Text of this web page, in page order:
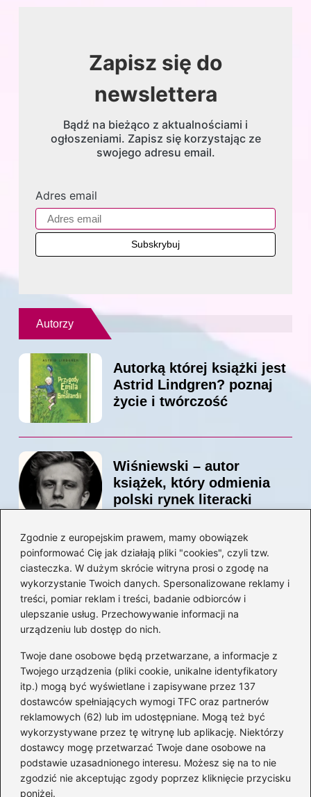
Zgodnie z europejskim prawem, mamy obowiązek
poinformować Cię jak działają pliki "cookies", czyli tzw.
ciasteczka. W dużym skrócie witryna prosi o zgodę na
wykorzystanie Twoich danych. Spersonalizowane reklamy i
treści, pomiar reklam i treści, badanie odbiorców i
ulepszanie usług. Przechowywanie informacji na
urządzeniu lub dostęp do nich.
Twoje dane osobowe będą przetwarzane, a informacje z
Twojego urządzenia (pliki cookie, unikalne identyfikatory
itp.) mogą być wyświetlane i zapisywane przez 137
dostawców spełniających wymogi TFC oraz partnerów
reklamowych (62) lub im udostępniane. Mogą też być
wykorzystywane przez tę witrynę lub aplikację. Niektórzy
dostawcy mogę przetwarzać Twoje dane osobowe na
podstawie uzasadnionego interesu. Możesz się na to nie
zgodzić nie akceptując zgody poprzez kliknięcie przycisku
poniżej.
Zapisz się do
newslettera
Bądź na bieżąco z aktualnościami i
ogłoszeniami. Zapisz się korzystając ze
swojego adresu email.
Adres email
Autorzy
Autorką której książki jest
Astrid Lindgren? poznaj
życie i twórczość
Wiśniewski – autor
książek, który odmienia
polski rynek literacki
Magiczne kulisy życia
autora książki o Kubusiu
Puchatku
Odkryj inne książki autora
„Jaś i Małgosia”, które
musisz przeczytać
Odkrywając magiczny
świat: jakie książki napisał